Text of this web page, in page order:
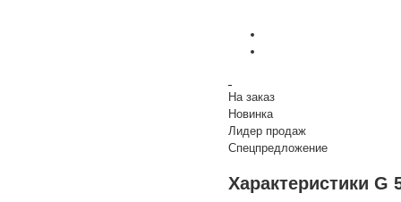
На заказ
Новинка
Лидер продаж
Спецпредложение
Характеристики G